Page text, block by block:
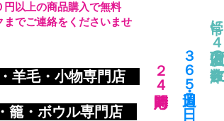
羊毛・小物専門店
籠・ボウル専門店
​２４時間対応 ​３６５日・週７日
常に４万個以上の在庫数
円以上の商品購入で無料
でご連絡をくださいませ